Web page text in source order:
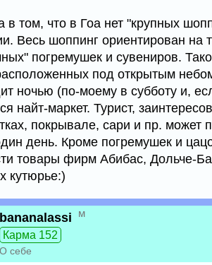
в том, что в Гоа нет "крупных
Весь шоппинг ориентирован на
погремушек и сувениров.
под открытым
ночью (по-моему в субботу и,
найт-маркет. Турист,
покрывале, сари и пр. может
день. Кроме погремушек и
товары фирм Абибас, Дольче-
кутюрье:)
bananalassi
м
Карма 152
О себе